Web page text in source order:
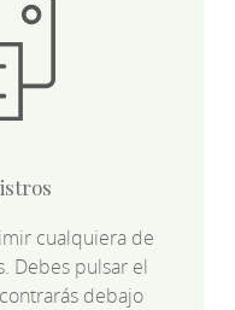
cualquiera de
Debes pulsar el
debajo